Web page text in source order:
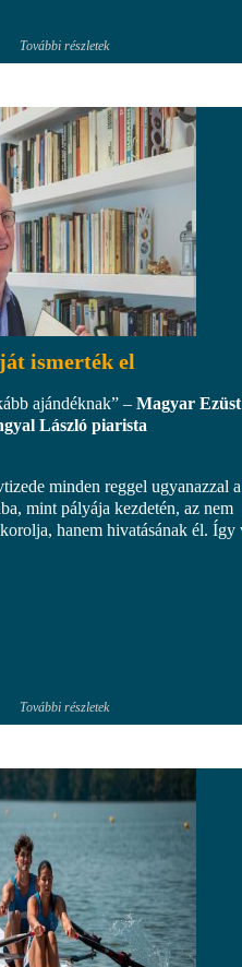
További részletek
ismerték el
ajándéknak” – Magyar Ezüst
László piarista
minden reggel ugyanazzal a
mint pályája kezdetén, az nem
hanem hivatásának él. Így
További részletek